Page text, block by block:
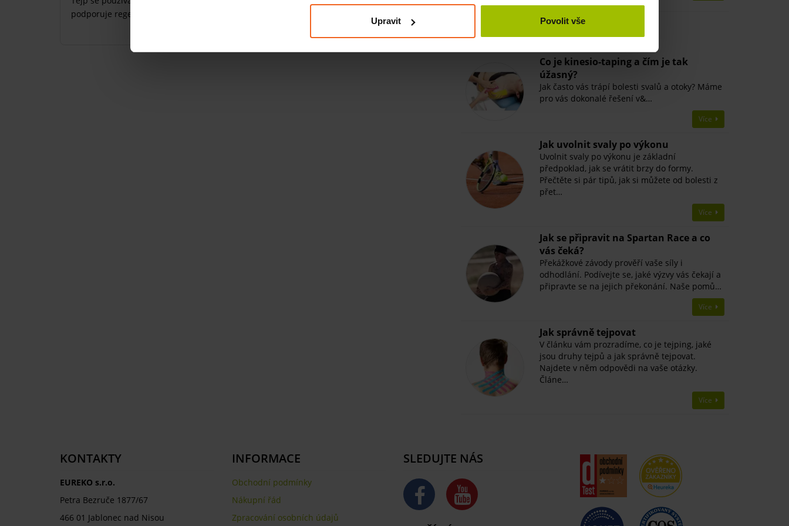
Upravit Povolit vše
podporuje regeneraci.
Související články
Co je kinesio-taping a čím je tak
úžasný?
Jak často vás trápí bolesti svalů a otoky? Máme
pro vás dokonalé řešení v&…
Více
​Jak uvolnit svaly po výkonu
Uvolnit svaly po výkonu je základní
předpoklad, jak se vrátit brzy do formy.
Přečtěte si pár tipů, jak si můžete od bolesti z
přet…
Více
Jak se připravit na Spartan Race a co
vás čeká?
Překážkové závody prověří vaše síly i
odhodlání. Podívejte se, jaké výzvy vás čekají a
připravte se na jejich překonání. Naše pomů…
Více
Jak správně tejpovat
V článku vám prozradíme, co je tejping, jaké
jsou druhy tejpů a jak správně tejpovat.
Najdete v něm odpovědi na vaše otázky.
Článe…
Více
KONTAKTY
EUREKO s.r.o.
Petra Bezruče 1877/67
466 01 Jablonec nad Nisou
INFORMACE
Obchodní podmínky
Nákupní řád
Zpracování osobních údajů
SLEDUJTE NÁS